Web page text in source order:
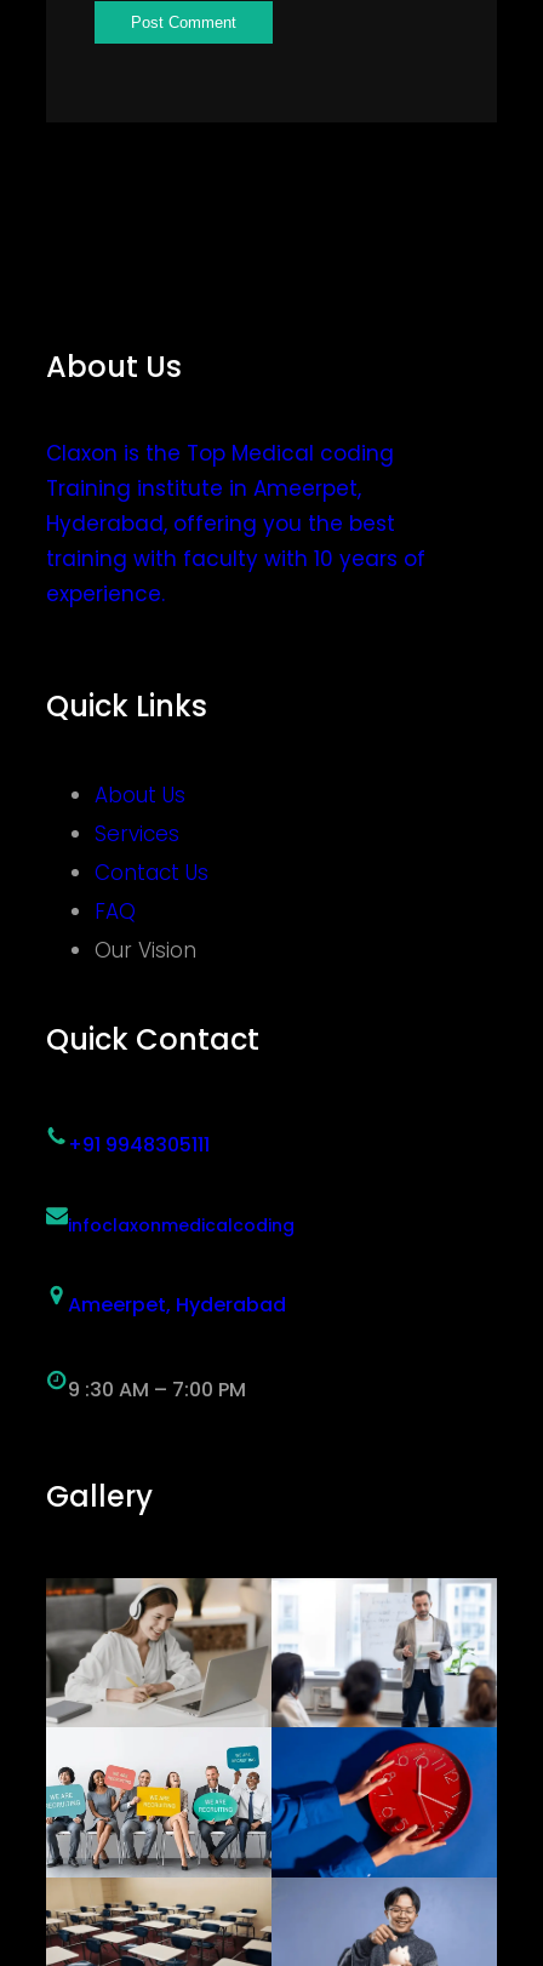
About Us
Claxon is the Top Medical coding
Training institute in Ameerpet,
Hyderabad, offering you the best
training with faculty with 10 years of
experience.
Quick Links
About Us
Services
Contact Us
FAQ
Our Vision
Quick Contact
+91 9948305111
infoclaxonmedicalcoding
Ameerpet, Hyderabad
9 :30 AM – 7:00 PM
Gallery